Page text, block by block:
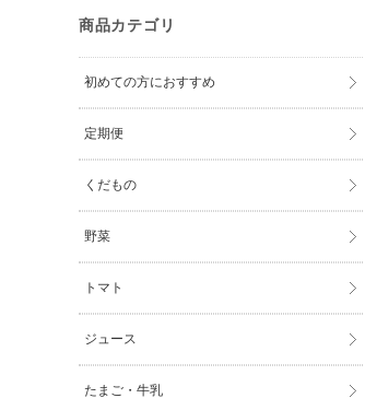
商品カテゴリ
初めての方におすすめ
定期便
くだもの
野菜
トマト
ジュース
たまご・牛乳